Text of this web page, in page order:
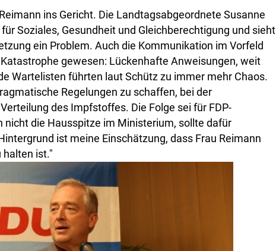
ins Gericht. Die Landtagsabgeordnete Susanne
Soziales, Gesundheit und Gleichberechtigung und sieht
ein Problem. Auch die Kommunikation im Vorfeld
gewesen: Lückenhafte Anweisungen, weit
Wartelisten führten laut Schütz zu immer mehr Chaos.
Regelungen zu schaffen, bei der
des Impfstoffes. Die Folge sei für FDP-
nicht die Hausspitze im Ministerium, sollte dafür
ist meine Einschätzung, dass Frau Reimann
halten ist."